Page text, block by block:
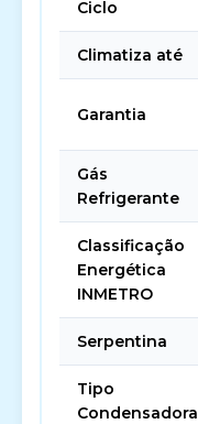
Ciclo
Climatiza até
Garantia
Gás
Refrigerante
Classificação
Energética
INMETRO
Serpentina
Tipo
Condensadora